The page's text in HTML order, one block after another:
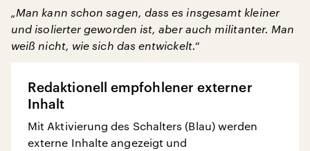
„Man kann schon sagen, dass es insgesamt kleiner
und isolierter geworden ist, aber auch militanter. Man
weiß nicht, wie sich das entwickelt.“
Redaktionell empfohlener externer
Inhalt
Mit Aktivierung des Schalters (Blau) werden
externe Inhalte angezeigt und